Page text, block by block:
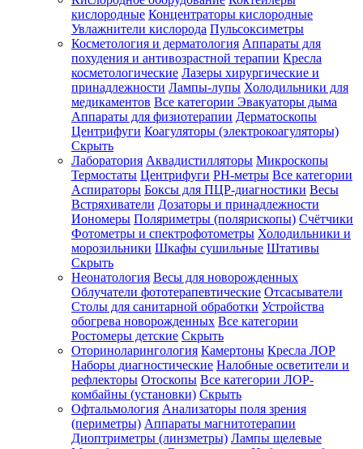
Зарегистрироваться
Зачем
регистрироваться?
Все
покупки
одном
месте
Личный
менеджер
Отслеживание
статуса
заказа
кислородные Концентраторы кислородные
Увлажнители кислорода Пульсоксиметры
Косметология и дерматология Аппараты для
похудения и антивозрастной терапии Кресла
косметологические Лазеры хирургические и
принадлежности Лампы-лупы Холодильники для
медикаментов Все категории Эвакуаторы дыма
Аппараты для физиотерапии Дерматоскопы
Центрифуги Коагуляторы (электрокоагуляторы)
Скрыть
Лаборатория Аквадистилляторы Микроскопы
Термостаты Центрифуги PH-метры Все категории
Аспираторы Боксы для ПЦР-диагностики Весы
Встряхиватели Дозаторы и принадлежности
Иономеры Поляриметры (полярископы) Счётчики
Фотометры и спектрофотометры Холодильники и
морозильники Шкафы сушильные Штативы
Скрыть
Неонатология Весы для новорожденных
Облучатели фототерапевтические Отсасыватели
Столы для санитарной обработки Устройства
обогрева новорожденных Все категории
Ростомеры детские Скрыть
Оториноларингология Камертоны Кресла ЛОР
Наборы диагностические Налобные осветители и
рефлекторы Отоскопы Все категории ЛОР-
комбайны (установки) Скрыть
Офтальмология Анализаторы поля зрения
(периметры) Аппараты магнитотерапии
Диоптриметры (линзметры) Лампы щелевые